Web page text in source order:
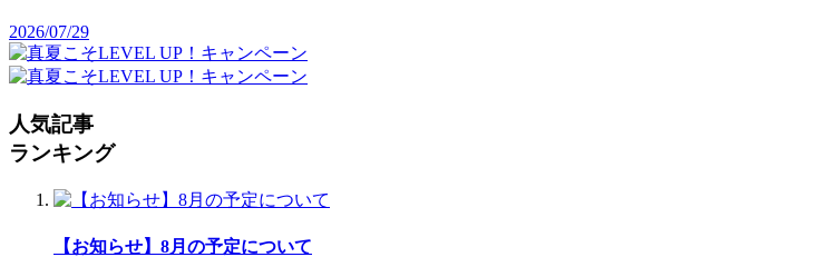
2026/07/29
人気記事
ランキング
【お知らせ】8月の予定について